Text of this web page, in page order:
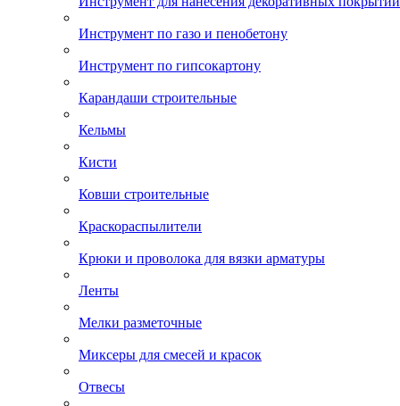
Инструмент по газо и пенобетону
Инструмент по гипсокартону
Карандаши строительные
Кельмы
Кисти
Ковши строительные
Краскораспылители
Крюки и проволока для вязки арматуры
Ленты
Мелки разметочные
Миксеры для смесей и красок
Отвесы